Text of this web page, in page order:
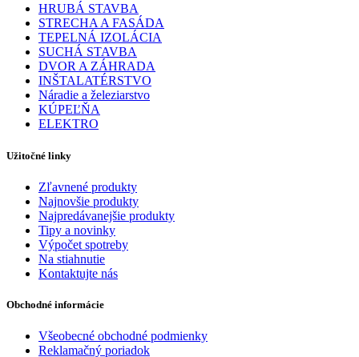
HRUBÁ STAVBA
STRECHA A FASÁDA
TEPELNÁ IZOLÁCIA
SUCHÁ STAVBA
DVOR A ZÁHRADA
INŠTALATÉRSTVO
Náradie a železiarstvo
KÚPEĽŇA
ELEKTRO
Užitočné linky
Zľavnené produkty
Najnovšie produkty
Najpredávanejšie produkty
Tipy a novinky
Výpočet spotreby
Na stiahnutie
Kontaktujte nás
Obchodné informácie
Všeobecné obchodné podmienky
Reklamačný poriadok